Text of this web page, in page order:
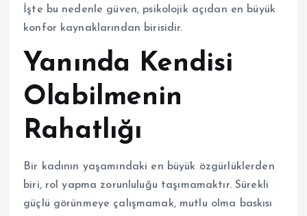
İşte bu nedenle güven, psikolojik açıdan en büyük
konfor kaynaklarından birisidir.
Yanında Kendisi
Olabilmenin
Rahatlığı
Bir kadının yaşamındaki en büyük özgürlüklerden
biri, rol yapma zorunluluğu taşımamaktır. Sürekli
güçlü görünmeye çalışmamak, mutlu olma baskısı